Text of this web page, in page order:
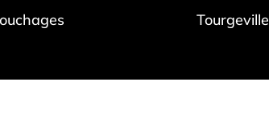
Tourgeville